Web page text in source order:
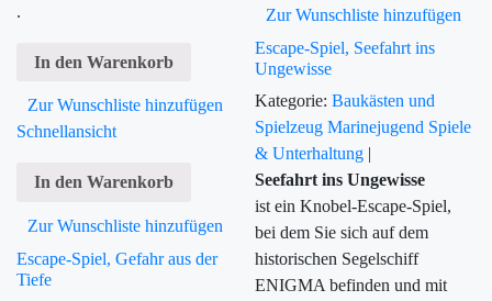
.
In den Warenkorb
Zur Wunschliste hinzufügen
Schnellansicht
In den Warenkorb
Zur Wunschliste hinzufügen
Escape-Spiel, Gefahr aus der
Tiefe
Zur Wunschliste hinzufügen
Escape-Spiel, Seefahrt ins
Ungewisse
Kategorie: Baukästen und
SpielzeugMarinejugend Spiele
& Unterhaltung |
Seefahrt ins Ungewisse
ist ein Knobel-Escape-Spiel,
bei dem Sie sich auf dem
historischen Segelschiff
ENIGMA befinden und mit